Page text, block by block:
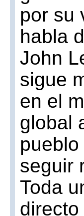
por su
habla
John
sigue
en el
global
seguir
Toda